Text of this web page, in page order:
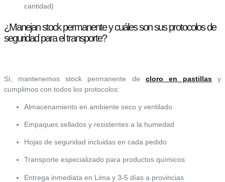
cantidad)
¿Manejan stock permanente y cuáles son sus protocolos de
seguridad para el transporte?
Sí, mantenemos stock permanente de cloro en pastillasy
cumplimos con todos los protocolos:
Almacenamiento en ambiente seco y ventilado
Empaques sellados y resistentes a la humedad
Hojas de seguridad incluidas en cada pedido
Transporte especializado para productos químicos
Entrega inmediata en Lima y 3-5 días a provincias